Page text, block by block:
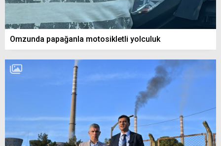
Omzunda papağanla motosikletli yolculuk